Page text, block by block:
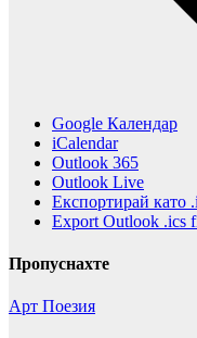
Google Календар
iCalendar
Outlook 365
Outlook Live
Експортирай като
Export Outlook .ics
Пропуснахте
Арт Поезия